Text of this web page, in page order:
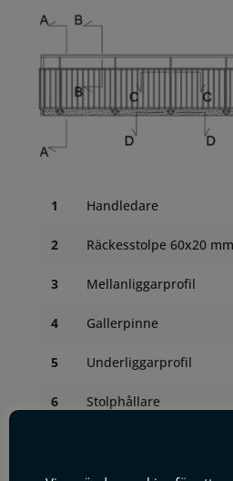
1 Handledare
2 Räckesstolpe 60x20 mm
3 Mellanliggarprofil
4 Gallerpinne
5 Underliggarprofil
6 Stolphållare